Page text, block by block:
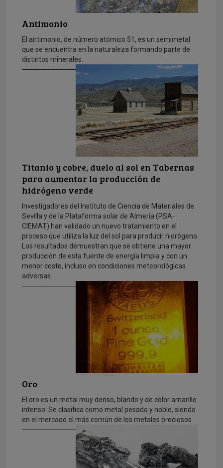
Antimonio
El antimonio, de número atómico 51, es un semimetal
que se encuentra en la naturaleza formando parte de
distintos minerales.
Titanio y cobre, duelo al sol en Tabernas
para aumentar la producción de
hidrógeno verde
Investigadores del Instituto de Ciencia de Materiales de
Sevilla y de la Plataforma solar de Almería (PSA-
CIEMAT) han validado un nuevo tratamiento en el
proceso que utiliza la luz del sol para producir hidrógeno.
Los resultados demuestran que se obtiene una mayor
producción de esta fuente de energía limpia y con un
menor coste, incluso en condiciones meteorológicas
adversas.
Oro
El oro es un metal muy denso, blando y de color amarillo
intenso. Se clasifica como metal pesado y noble, siendo
en el mercado el más común de los metales preciosos